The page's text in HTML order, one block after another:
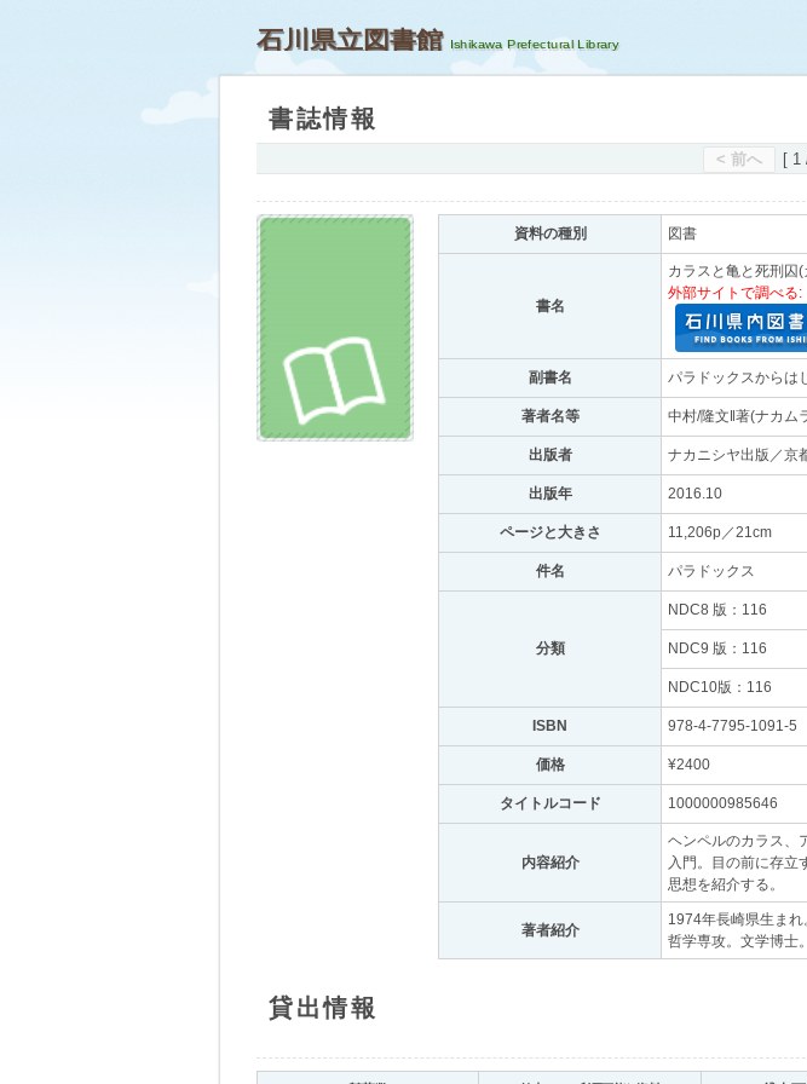
石川県立図書館
書誌情報
< 前へ [
資料の種別 図書
書名
カラスと亀と死刑囚
外部サイトで調べる:
副書名 パラドックスからは
著者名等 中村/隆文‖著(ナカム
出版者 ナカニシヤ出版／京
出版年 2016.10
ページと大きさ 11,206p／21cm
件名 パラドックス
分類
NDC8 版：116
NDC9 版：116
NDC10版：116
ISBN 978-4-7795-1091-5
価格 ¥2400
タイトルコード 1000000985646
内容紹介
ヘンペルのカラス、
入門。目の前に存立
思想を紹介する。
著者紹介
1974年長崎県生まれ
哲学専攻。文学博士
貸出情報